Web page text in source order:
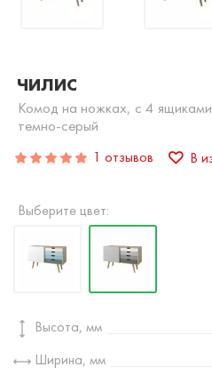
ЧИЛИС
Комод на ножках, с 4
темно-серый
1 отзывов В
Выберите цвет:
Высота, мм
Ширина, мм